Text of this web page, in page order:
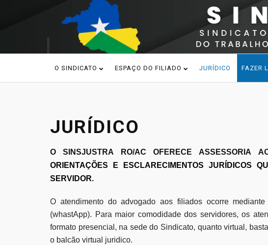
O SINDICATO ESPAÇO DO FILIADO JURÍDICO FAZER
JURÍDICO
O SINSJUSTRA RO/AC OFERECE ASSESSORIA
ORIENTAÇÕES E ESCLARECIMENTOS JURÍDICOS
SERVIDOR.
O atendimento do advogado aos filiados ocorre
(whastApp). Para maior comodidade dos servidores, os
formato presencial, na sede do Sindicato, quanto virtual,
o balcão virtual juridico.